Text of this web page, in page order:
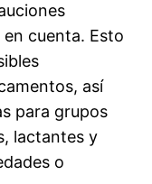
cuenta. Esto
así
para grupos
lactantes y
o